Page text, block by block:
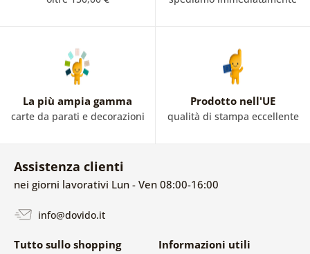
La più ampia gamma
carte da parati e decorazioni
Prodotto nell'UE
qualità di stampa eccellente
Assistenza clienti
nei giorni lavorativi Lun - Ven 08:00-16:00
info@dovido.it
Tutto sullo shopping Informazioni utili